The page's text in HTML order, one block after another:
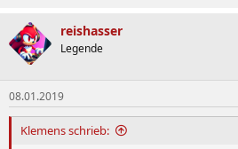
reishasser
Legende
08.01.2019
Klemens schrieb: